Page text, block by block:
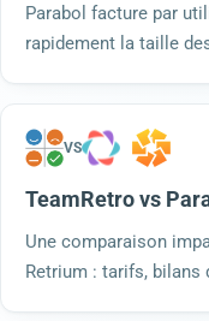
Parabol facture par
rapidement la taille
de santé, des
modèles.
VS
TeamRetro vs
Une comparaison
Retrium : tarifs, bilans